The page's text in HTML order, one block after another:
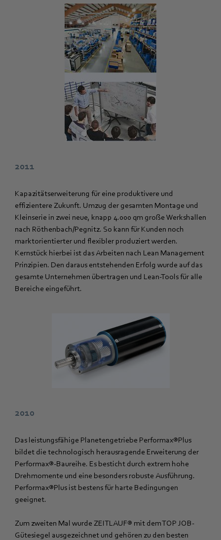
2011
Kapazitätserweiterung für eine produktivere und
effizientere Zukunft. Umzug der gesamten Montage und
Kleinserie in zwei neue, knapp 4.000 qm große Werkshallen
nach Röthenbach/Pegnitz. So kann für Kunden noch
marktorientierter und flexibler produziert werden.
Kernstück hierbei ist das Arbeiten nach Lean Management
Prinzipien. Den daraus entstehenden Erfolg wurde auf das
gesamte Unternehmen übertragen und Lean-Tools für alle
Bereiche eingeführt.
2010
Das leistungsfähige Planetengetriebe Performax®Plus
bildet die technologisch herausragende Erweiterung der
Performax®-Baureihe. Es besticht durch extrem hohe
Drehmomente und eine besonders robuste Ausführung.
Performax®Plus ist bestens für harte Bedingungen
geeignet.
Zum zweiten Mal wurde ZEITLAUF® mit dem TOP JOB-
Gütesiegel ausgezeichnet und gehören zu den besten